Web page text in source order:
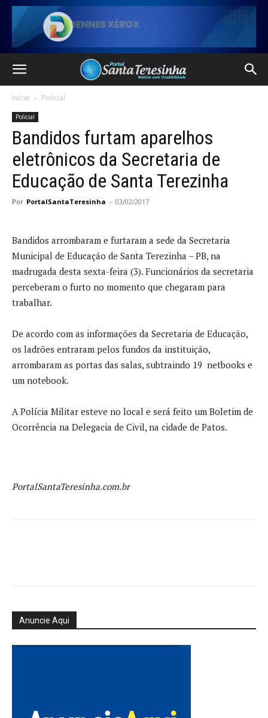
Início Policial
Policial
Bandidos furtam aparelhos
eletrônicos da Secretaria de
Educação de Santa Terezinha
Por PortalSantaTeresinha - 03/02/2017
Bandidos arrombaram e furtaram a sede da Secretaria
Municipal de Educação de Santa Terezinha – PB, na
madrugada desta sexta-feira (3). Funcionários da secretaria
perceberam o furto no momento que chegaram para
trabalhar.
De acordo com as informações da Secretaria de Educação,
os ladrões entraram pelos fundos da instituição,
arrombaram as portas das salas, subtraindo 19 netbooks e
um notebook.
A Polícia Militar esteve no local e será feito um Boletim de
Ocorrência na Delegacia de Civil, na cidade de Patos.
PortalSantaTeresinha.com.br
Anuncie Aqui